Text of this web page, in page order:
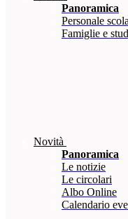
Panoramica
Personale
Famiglie e
Novità
Panoramica
Le notizie
Le circolari
Albo Online
Calendario